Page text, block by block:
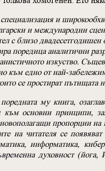
и
и международни
с близо
поредица аналитични
изкуство.
към едно от най-
се простират пътищата
му книга,
към основни принципи,
пропорции
на читателя се
информатика,
духовност